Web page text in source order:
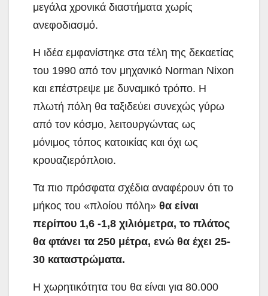
μεγάλα χρονικά διαστήματα χωρίς
ανεφοδιασμό.
Η ιδέα εμφανίστηκε στα τέλη της δεκαετίας
του 1990 από τον μηχανικό Norman Nixon
και επέστρεψε με δυναμικό τρόπο. Η
πλωτή πόλη θα ταξιδεύει συνεχώς γύρω
από τον κόσμο, λειτουργώντας ως
μόνιμος τόπος κατοικίας και όχι ως
κρουαζιερόπλοιο.
Τα πιο πρόσφατα σχέδια αναφέρουν ότι το
μήκος του «πλοίου πόλη» θα είναι
περίπου 1,6 -1,8 χιλιόμετρα, το πλάτος
θα φτάνει τα 250 μέτρα, ενώ θα έχει 25-
30 καταστρώματα.
Η χωρητικότητα του θα είναι για 80.000